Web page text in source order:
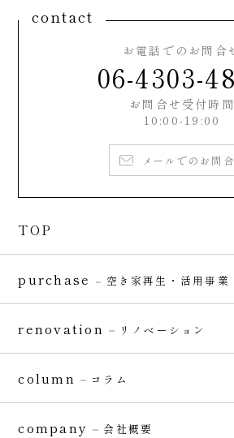
contact
お電話でのお問合
06-4303-
お問合せ受付時間
10:00-19:00
メールでのお問
TOP
purchase 空き家再生・活用事業
renovation リノベーション
column コラム
company 会社概要